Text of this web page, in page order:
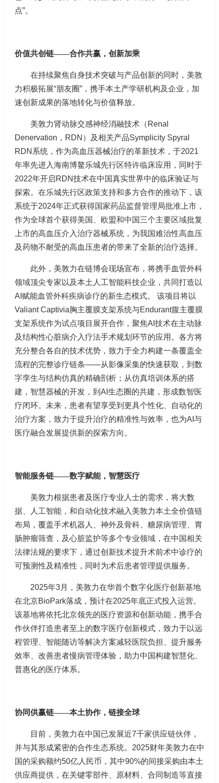
点”。
价值共创链——合作共赢，创新加乘
在持续聚焦自身技术突破与产品创新的同时，美敦
力积极拓展“朋友圈”，携手本土产学研机构及企业，加
速创新成果的落地转化与价值释放。
美敦力肾动脉交感神经消融技术（Renal
Denervation，RDN）及相关产品Symplicity Spyral
RDN系统，作为高血压器械治疗的革新技术，于2021
年率先进入海南博鳌乐城先行区特许临床应用，同时于
2022年开启RDN技术在中国真实世界中的临床验证与
探索。在乐城先行区政策支持和多方合作的推动下，该
系统于2024年正式获得国家药品监督管理局批准上市，
作为全球首个获得美国、欧盟和中国三个主要区域批复
上市的高血压介入治疗器械系统，为我国难治性高血压
及药物不耐受的高血压患者的带来了全新的治疗选择。
此外，美敦力在链博会现场宣布，将携手血管外科
领域顶尖专家以及本土人工智能科技企业，共同打造以
AI赋能血管外科疾病诊疗的新生态模式。 该项目将以
Valiant Captivia胸主覆膜支架系统与Endurant腹主覆膜
支架系统作为试点项目展开合作，聚焦AI技术在主动脉
及结构性心脏病介入疗法手术规划环节的应用。各方将
充分整合各自的技术优势，致力于全力构建一条覆盖全
流程的完整诊疗链条——从影像采集的快速获取，到数
字孪生与结构仿真的精确剖析；从仿真培训体系的搭
建，智慧器械的开发，到AI生态圈的共建，形成数智医
疗闭环。未来，患者有望享受到更具个性化、自动化的
治疗方案，致力于提升治疗的精准性与效率，也为AI与
医疗融合发展提供新的探索方向。
智能服务链——数字赋能，智慧医疗
美敦力根据患者及医疗专业人士的需求，将大数
据、人工智能，和自动化技术融入美敦力本土全价值链
布局，覆盖手术机器人、神外及骨科、糖尿病管理、胃
肠肿瘤筛查，及心脏监护等多个专业领域，在中国相关
法律法规的要求下，通过创新技术提升术前术中诊疗的
可预测性及精准性，同时为术后患者管理提供服务。
2025年3月，美敦力在华首个数字化医疗创新基地
在北京BioPark落成，预计在2025年底正式投入运营。
该基地将依托北京领先的医疗资源和创新动能，携手合
作伙伴打造患者至上的数字医疗创新模式，致力于以远
程管理、智能随访等解决方案减轻医院负担、提升服务
效率、改善患者慢病管理体验，助力中国构建智慧化、
普惠化的医疗体系。
协同供赢链——本土协作，链接全球
目前，美敦力在中国已发展近7千家供应链伙伴，
并与其形成紧密的合作生态系统。2025财年美敦力在中
国的采购额约50亿人民币，其中90%的间接采购由本土
供应商提供，在关键零部件、原材料、合同制造等直接